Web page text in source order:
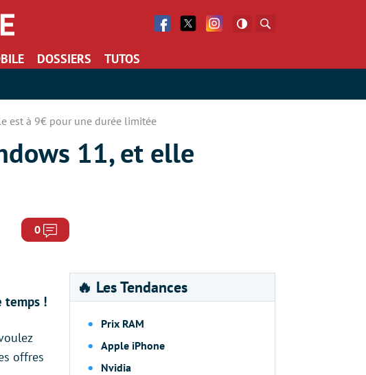
Facebook
Twitter Facebook
DOSSIERS TUTOS
est à 9€ pour une durée limitée
11, et elle
0 Commentaires
temps !
offres
🔥 Les Tendances
Prix RAM
Apple iPhone
Nvidia